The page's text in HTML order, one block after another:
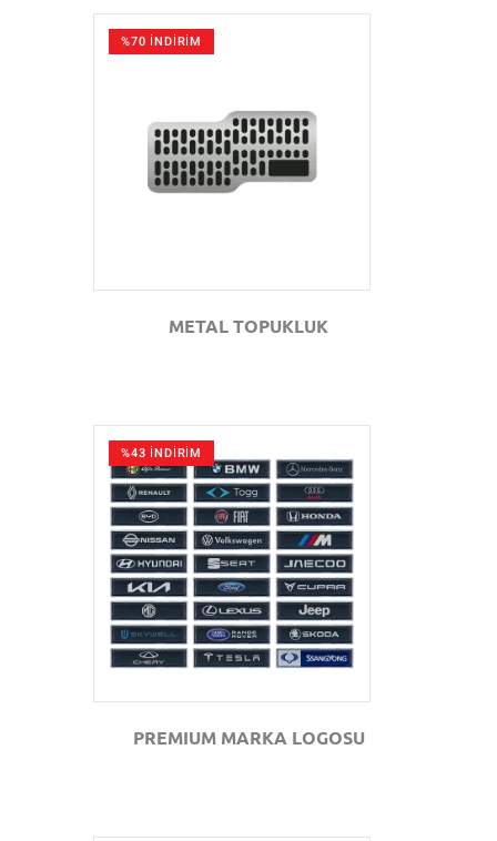
%70 İNDİRİM
GÖZAT
METAL TOPUKLUK
%43 İNDİRİM
GÖZAT
PREMIUM MARKA LOGOSU